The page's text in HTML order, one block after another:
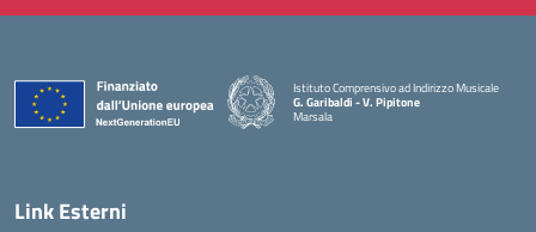
Istituto Comprensivo ad Indirizzo Musicale
G. Garibaldi - V. Pipitone
Marsala
Link Esterni